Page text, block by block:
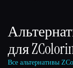
для
Все альтернативы